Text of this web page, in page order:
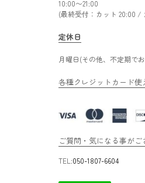
10:00〜21:00
(最終受付：カット 20:00 /
定休日
月曜日(その他、不定期で
各種クレジットカード使
ご質問・気になる事が
TEL:050-1807-6604